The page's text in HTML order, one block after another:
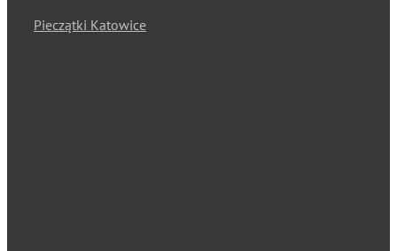
Pieczątki Katowice